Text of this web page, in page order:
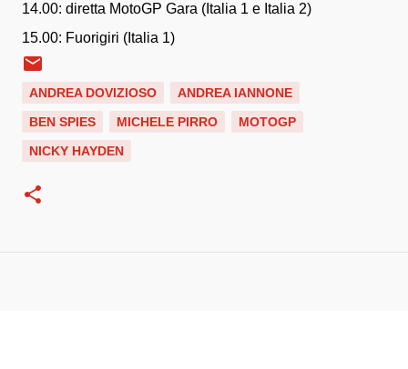
14.00: diretta MotoGP Gara (Italia 1 e Italia 2)
15.00: Fuorigiri (Italia 1)
ANDREA DOVIZIOSO
ANDREA IANNONE
BEN SPIES
MICHELE PIRRO
MOTOGP
NICKY HAYDEN